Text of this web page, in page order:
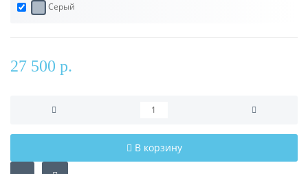
Серый
27 500 р.
В корзину